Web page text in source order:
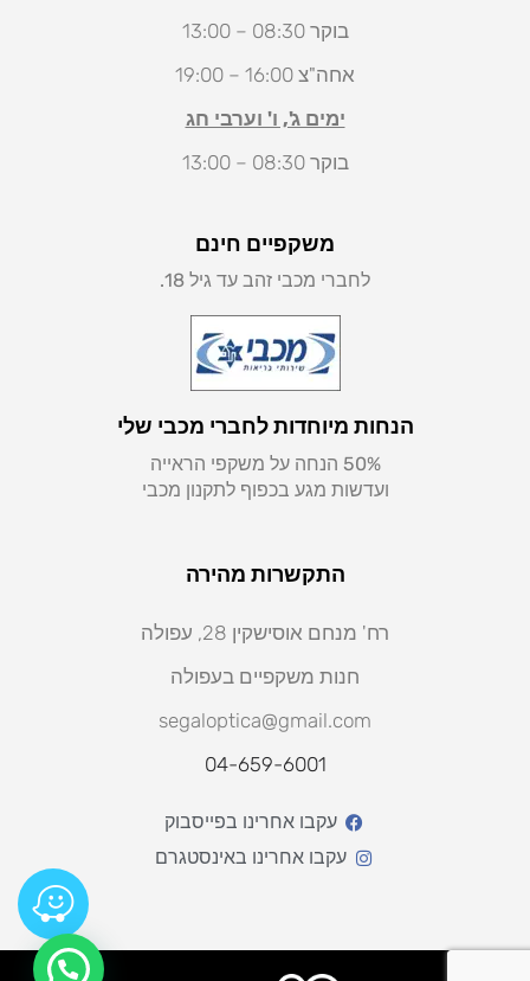
בוקר 08:30 – 13:00
אחה"צ 16:00 – 19:00
ימים ג', ו' וערבי חג
בוקר 08:30 – 13:00
משקפיים חינם
לחברי מכבי זהב עד גיל 18.
הנחות מיוחדות לחברי מכבי שלי
50% הנחה על משקפי הראייה
ועדשות מגע בכפוף לתקנון מכבי
התקשרות מהירה
רח' מנחם אוסישקין 28, עפולה
חנות משקפיים בעפולה
segaloptica@gmail.com
04-659-6001
עקבו אחרינו בפייסבוק
עקבו אחרינו באינסטגרם